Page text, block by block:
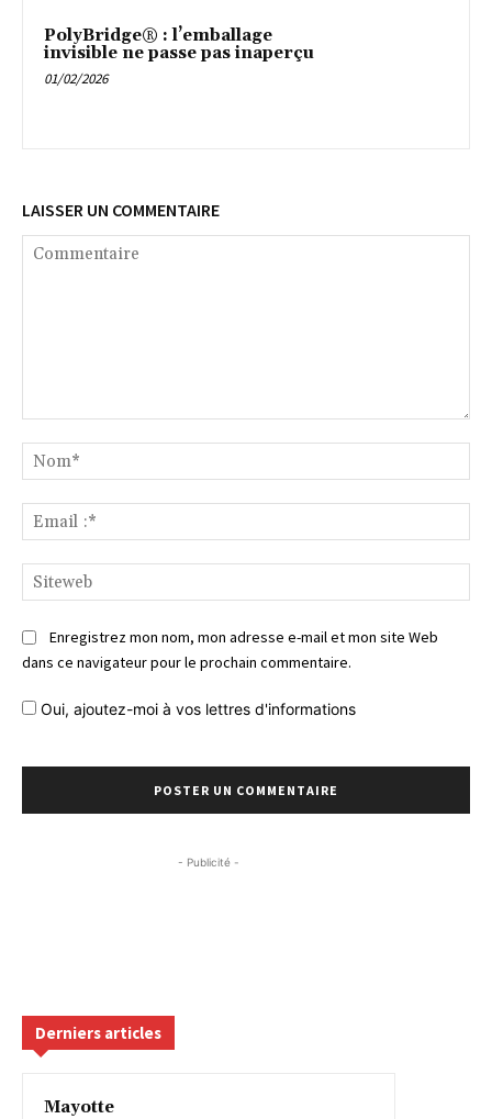
PolyBridge® : l’emballage
invisible ne passe pas inaperçu
01/02/2026
LAISSER UN COMMENTAIRE
:*
Enregistrez mon nom, mon adresse e-mail et mon site Web
dans ce navigateur pour le prochain commentaire.
Oui, ajoutez-moi à vos lettres d'informations
- Publicité -
Derniers articles
Mayotte